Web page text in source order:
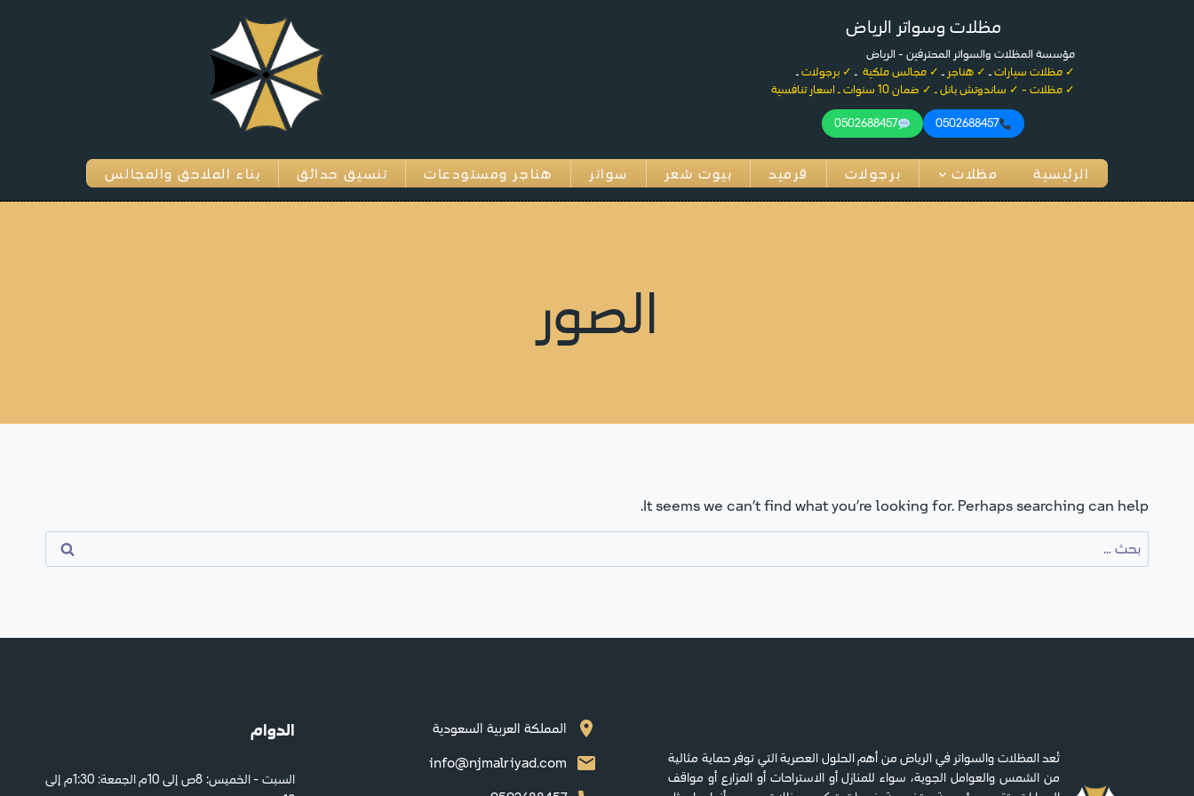
مظلات وسواتر الرياض
مؤسسة المظلات والسواتر المحترفين - الرياض
✓ مظلات سيارات ـ ✓ هناجر ـ ✓ مجالس ملكية ـ ✓ برجولات ـ
✓ مظلات - ✓ ساندوتش بانل ـ ✓ ضمان 10 سنوات ـ اسعار تنافسية
0502688457
0502688457
الرئيسية مظلات برجولات قرميد بيوت شعر سواتر هناجر ومستودعات تنسيق حدائق بناء الملاحق والمجالس
الصور
It seems we can’t find what you’re looking for. Perhaps searching can help.
البحث
عن:
تُعد المظلات والسواتر في الرياض من أهم الحلول العصرية التي توفر حماية مثالية
من الشمس والعوامل الجوية، سواء للمنازل أو الاستراحات أو المزارع أو مواقف
المملكة العربية السعودية
info@njmalriyad.com
الدوام
السبت - الخميس: 8ص إلى 10م الجمعة: 1:30م إلى